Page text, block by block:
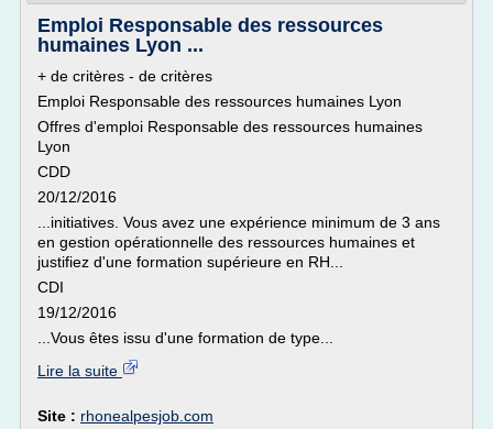
Emploi Responsable des ressources
humaines Lyon ...
+ de critères - de critères
Emploi Responsable des ressources humaines Lyon
Offres d'emploi Responsable des ressources humaines
Lyon
CDD
20/12/2016
...initiatives. Vous avez une expérience minimum de 3 ans
en gestion opérationnelle des ressources humaines et
justifiez d'une formation supérieure en RH...
CDI
19/12/2016
...Vous êtes issu d'une formation de type...
Lire la suite
Site : rhonealpesjob.com